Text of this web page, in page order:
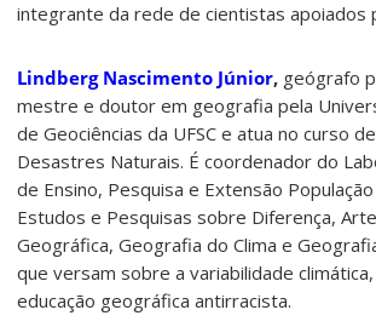
integrante da rede de cientistas apoiados
Lindberg Nascimento Júnior, geógrafo
mestre e doutor em geografia pela
de Geociências da UFSC e atua no curso
Desastres Naturais. É coordenador do
de Ensino, Pesquisa e Extensão
Estudos e Pesquisas sobre Diferença,
Geográfica, Geografia do Clima e
que versam sobre a variabilidade
educação geográfica antirracista.